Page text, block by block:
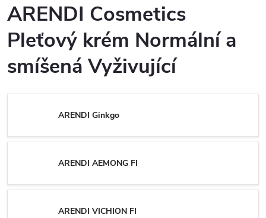
ARENDI Cosmetics
Pleťový krém Normální a
smíšená Vyživující
ARENDI Ginkgo
ARENDI AEMONG FI
ARENDI VICHION FI